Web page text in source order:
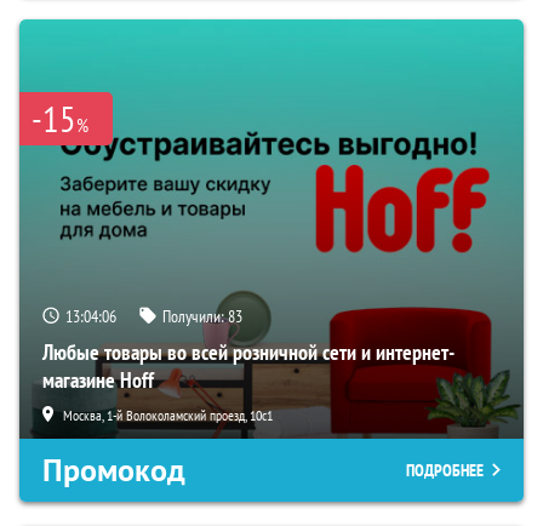
-15%
13:04:04 Получили:83
Любые товары во всей розничной сети и интернет-
магазине Hoff
Москва, 1-й Волоколамский проезд, 10с1
Промокод ПОДРОБНЕЕ